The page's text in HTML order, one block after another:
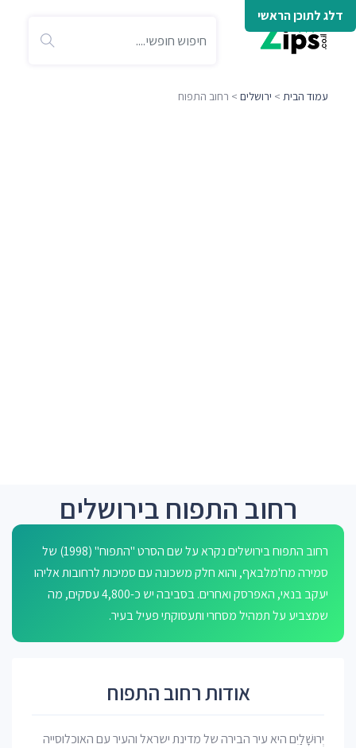
דלג לתוכן הראשי
עמוד הבית > ירושלים > רחוב התפוח
רחוב התפוח בירושלים
רחוב התפוח בירושלים נקרא על שם הסרט "התפוח" (1998) של
סמירה מח'מלבאף, והוא חלק משכונה עם סמיכות לרחובות אליהו
יעקב בנאי, האפרסק ואחרים. בסביבה יש כ-4,800 עסקים, מה
שמצביע על תמהיל מסחרי ותעסוקתי פעיל בעיר.
אודות רחוב התפוח
יְרוּשָׁלַיִם היא עיר הבירה של מדינת ישראל והעיר עם האוכלוסייה